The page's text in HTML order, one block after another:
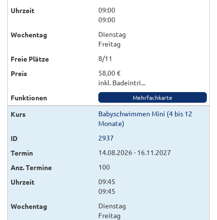
09:00
09:00
Dienstag
Freitag
8/11
58,00 €
inkl. Badeintri...
Mehrfachkarte
Babyschwimmen Mini (4 bis 12
Monate)
2937
14.08.2026 - 16.11.2027
100
09:45
09:45
Dienstag
Freitag